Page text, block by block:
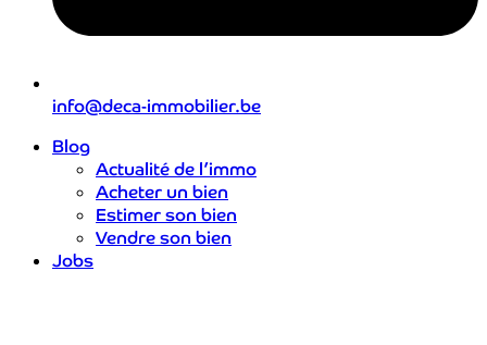
info@deca-immobilier.be
Blog
Actualité de l’immo
Acheter un bien
Estimer son bien
Vendre son bien
Jobs